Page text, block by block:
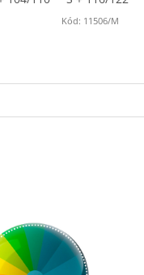
Kód: 11506/M